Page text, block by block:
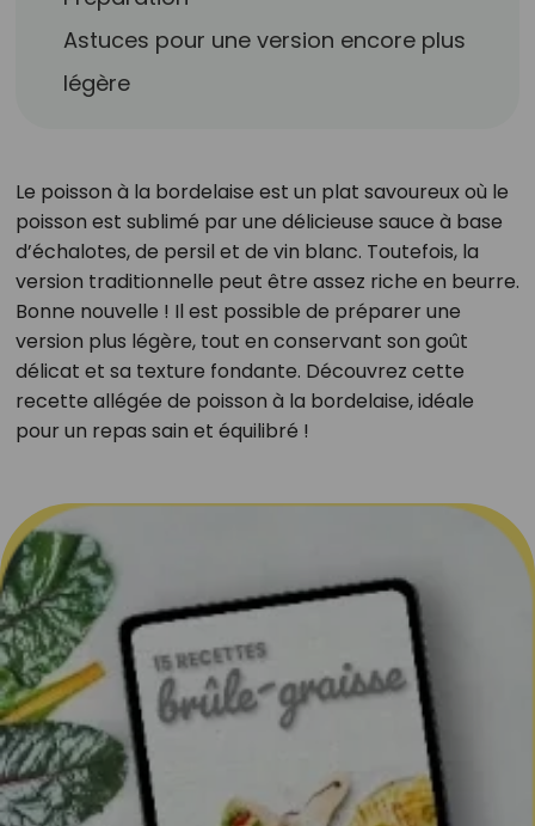
Astuces pour une version encore plus
légère
Le poisson à la bordelaise est un plat savoureux où le
poisson est sublimé par une délicieuse sauce à base
d’échalotes, de persil et de vin blanc. Toutefois, la
version traditionnelle peut être assez riche en beurre.
Bonne nouvelle ! Il est possible de préparer une
version plus légère, tout en conservant son goût
délicat et sa texture fondante. Découvrez cette
recette allégée de poisson à la bordelaise, idéale
pour un repas sain et équilibré !